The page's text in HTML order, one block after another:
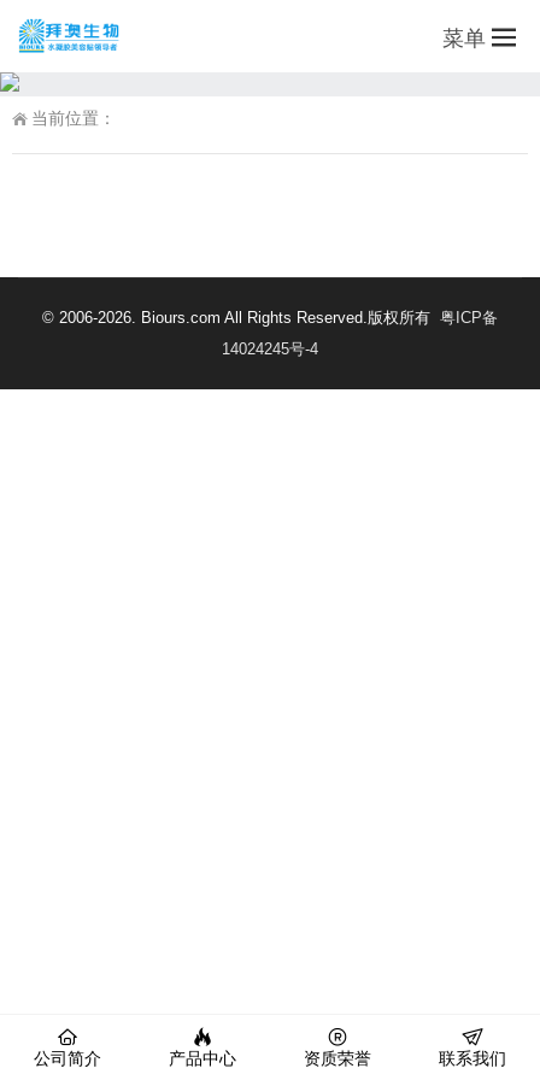
菜单
当前位置：
© 2006-2026. Biours.com All Rights Reserved.版权所有 粤ICP备
14024245号-4
公司简介 产品中心 资质荣誉 联系我们